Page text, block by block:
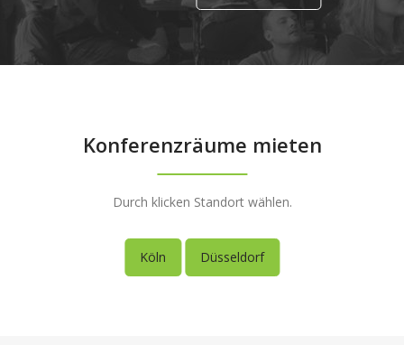
Konferenzräume mieten
Durch klicken Standort wählen.
Köln Düsseldorf